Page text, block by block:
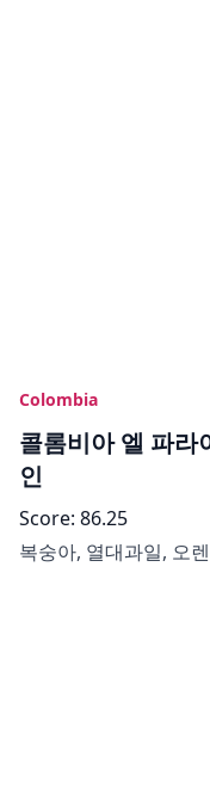
Colombia
콜롬비아 엘 파라
인
Score: 86.25
복숭아, 열대과일, 오